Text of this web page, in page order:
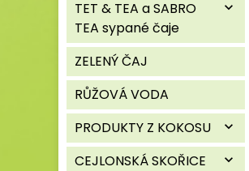
TET & TEA a SABRO
TEA sypané čaje
expand_more
ZELENÝ ČAJ
RŮŽOVÁ VODA
PRODUKTY Z KOKOSU
expand_more
CEJLONSKÁ SKOŘICE expand_more